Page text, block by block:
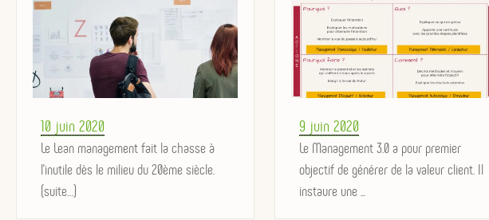
Posted
on
10 juin 2020
Le Lean management fait la chasse à
l'inutile dès le milieu du 20ème siècle.
(suite…)
Posted
on
9 juin 2020
Le Management 3.0 a pour premier
objectif de générer de la valeur client. Il
instaure une ...